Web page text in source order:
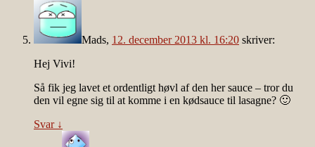
Mads, 12. december 2013 kl. 16:20 skriver:
Hej Vivi!
Så fik jeg lavet et ordentligt høvl af den her sauce – tror du
den vil egne sig til at komme i en kødsauce til lasagne? 🙂
Svar ↓